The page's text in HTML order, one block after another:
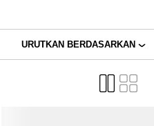
URUTKAN BERDASARKAN